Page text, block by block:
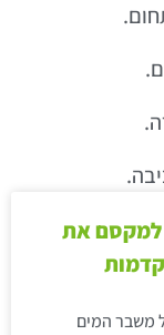
למקסם את
משבר המים